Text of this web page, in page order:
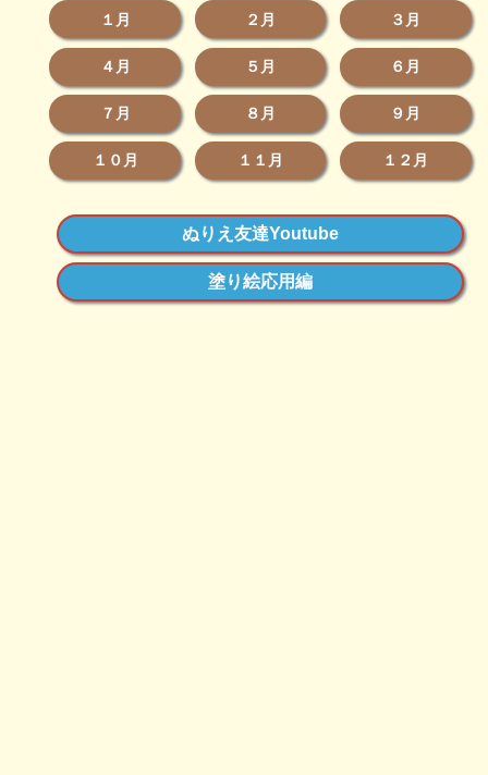
１月 ２月 ３月
４月 ５月 ６月
７月 ８月 ９月
１０月 １１月 １２月
ぬりえ友達Youtube
塗り絵応用編